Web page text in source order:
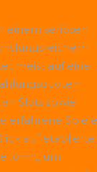
einem seriösen
meist auf eine
Slots sowie
erfahrene
auf etablierte
lohnt, um